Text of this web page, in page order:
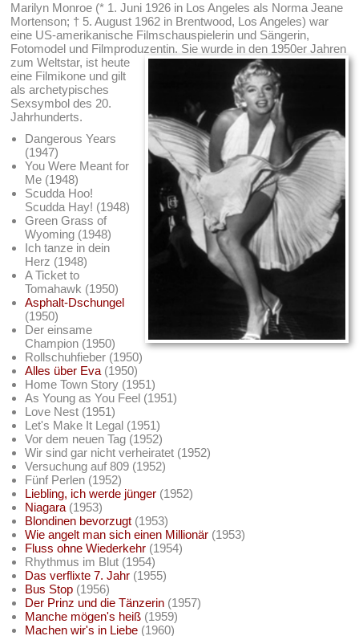
Marilyn Monroe (* 1. Juni 1926 in Los Angeles als Norma Jeane
Mortenson; † 5. August 1962 in Brentwood, Los Angeles) war
eine US-amerikanische Filmschauspielerin und Sängerin,
Fotomodel und Filmproduzentin. Sie wurde in den 1950er Jahren
zum Weltstar, ist heute
eine Filmikone und gilt
als archetypisches
Sexsymbol des 20.
Jahrhunderts.
Dangerous Years
(1947)
You Were Meant for
Me (1948)
Scudda Hoo!
Scudda Hay! (1948)
Green Grass of
Wyoming (1948)
Ich tanze in dein
Herz (1948)
A Ticket to
Tomahawk (1950)
Asphalt-Dschungel
(1950)
Der einsame
Champion (1950)
Rollschuhfieber (1950)
Alles über Eva (1950)
Home Town Story (1951)
As Young as You Feel (1951)
Love Nest (1951)
Let's Make It Legal (1951)
Vor dem neuen Tag (1952)
Wir sind gar nicht verheiratet (1952)
Versuchung auf 809 (1952)
Fünf Perlen (1952)
Liebling, ich werde jünger (1952)
Niagara (1953)
Blondinen bevorzugt (1953)
Wie angelt man sich einen Millionär (1953)
Fluss ohne Wiederkehr (1954)
Rhythmus im Blut (1954)
Das verflixte 7. Jahr (1955)
Bus Stop (1956)
Der Prinz und die Tänzerin (1957)
Manche mögen's heiß (1959)
Machen wir's in Liebe (1960)